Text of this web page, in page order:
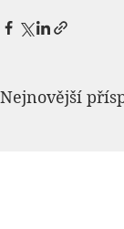
Nejnovější